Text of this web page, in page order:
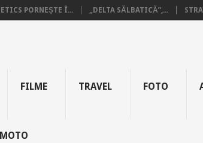
PORNEȘTE Î... „DELTA SĂLBATICĂ”,...
FILME TRAVEL FOTO
MOTO